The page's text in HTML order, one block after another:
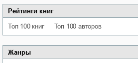
Рейтинги книг
Топ 100 книг Топ 100 авторов
Жанры